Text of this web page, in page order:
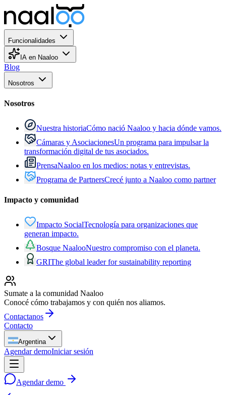
Funcionalidades
IA en Naaloo
Blog
Nosotros
Nosotros
Nuestra historiaCómo nació Naaloo y hacia dónde vamos.
Cámaras y AsociacionesUn programa para impulsar la
transformación digital de tus asociados.
PrensaNaaloo en los medios: notas y entrevistas.
Programa de PartnersCrecé junto a Naaloo como partner
Impacto y comunidad
Impacto SocialTecnología para organizaciones que
generan impacto.
Bosque NaalooNuestro compromiso con el planeta.
GRIThe global leader for sustainability reporting
Sumate a la comunidad Naaloo
Conocé cómo trabajamos y con quién nos aliamos.
Contactanos
Contacto
Argentina
Agendar demoIniciar sesión
Agendar demo